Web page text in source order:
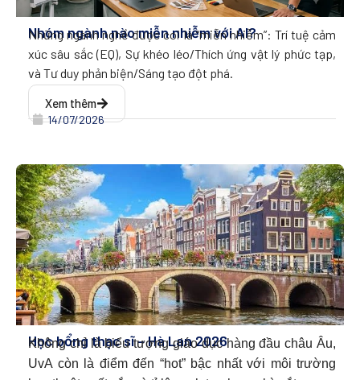
Nhóm ngành nào miễn nhiễm với AI?
Những ngành nghề được coi là “miễn nhiễm”: Trí tuệ cảm
xúc sâu sắc (EQ), Sự khéo léo/Thích ứng vật lý phức tạp,
và Tư duy phản biện/Sáng tạo đột phá.
Xem thêm
14/07/2026
Học bổng thạc sĩ – Hà Lan 2026
Không chỉ là biểu tượng giáo dục hàng đầu châu Âu,
UvA còn là điểm đến “hot” bậc nhất với môi trường